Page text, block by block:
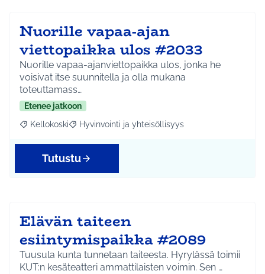
Nuorille vapaa-ajan
viettopaikka ulos #2033
Nuorille vapaa-ajanviettopaikka ulos, jonka he
voisivat itse suunnitella ja olla mukana
toteuttamass…
Etenee jatkoon
Rajaa tulokset aihepiirin mukaan: Kellokoski
Kellokoski Rajaa tulokset teeman mukaan: Hyvinvointi ja
Hyvinvointi ja yhteisöllisyys
Tutustu
Elävän taiteen
esiintymispaikka #2089
Tuusula kunta tunnetaan taiteesta. Hyrylässä toimii
KUT:n kesäteatteri ammattilaisten voimin. Sen …